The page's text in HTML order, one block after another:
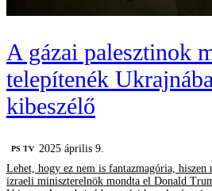
A gázai palesztinok
telepítenék
kibeszélő
PS TV
2025 április 9.
Lehet, hogy ez nem is fantazmagória, hiszen
izraeli miniszterelnök mondta el Donald